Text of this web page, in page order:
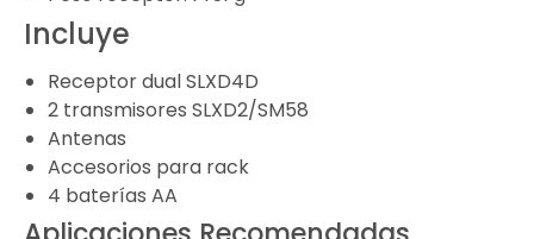
Incluye
Receptor dual SLXD4D
2 transmisores SLXD2/SM58
Antenas
Accesorios para rack
4 baterías AA